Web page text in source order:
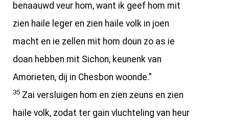
benaauwd veur hom, want ik geef hom mit
zien haile leger en zien haile volk in joen
macht en ie zellen mit hom doun zo as ie
doan hebben mit Sichon, keunenk van
Amorieten, dij in Chesbon woonde.”
35 Zai versluigen hom en zien zeuns en zien
haile volk, zodat ter gain vluchteling van heur